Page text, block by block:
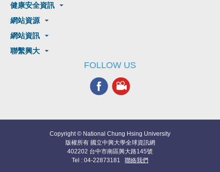
健康安全資訊
網站資源
網站資訊
聯繫興大
FOLLOW US
Copyright © National Chung Hsing University
版權所有 國立中興大學全球資訊網
402202 台中市南區興大路145號
Tel : 04-22873181 聯絡我們